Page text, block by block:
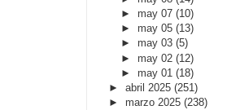
► may 07(10)
► may 05(13)
► may 03(5)
► may 02(12)
► may 01(18)
► abril 2025 (251)
► marzo 2025 (238)